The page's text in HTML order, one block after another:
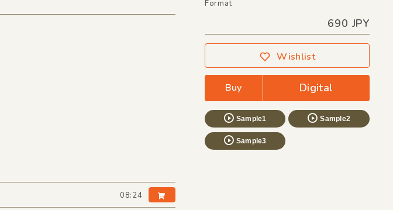
Format
690 JPY
Wishlist
Buy Digital
Sample1 Sample2
Sample3
08:24